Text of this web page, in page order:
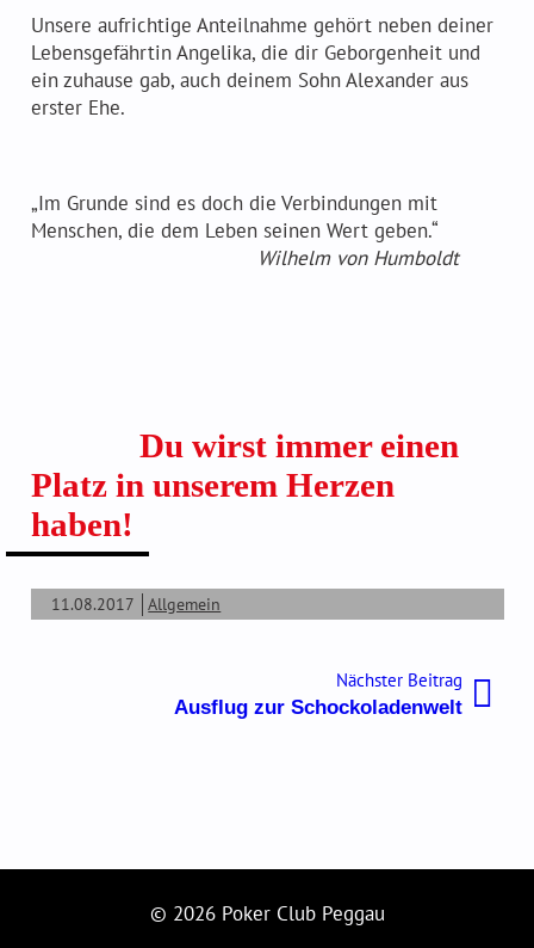
Unsere aufrichtige Anteilnahme gehört neben deiner
Lebensgefährtin Angelika, die dir Geborgenheit und
ein zuhause gab, auch deinem Sohn Alexander aus
erster Ehe.
„Im Grunde sind es doch die Verbindungen mit
Menschen, die dem Leben seinen Wert geben.“
Wilhelm von Humboldt
Du wirst immer einen
Platz in unserem Herzen
haben!
11.08.2017 Allgemein
Nächster Beitrag
Beitrag:
Ausflug zur Schockoladenwelt
© 2026 Poker Club Peggau